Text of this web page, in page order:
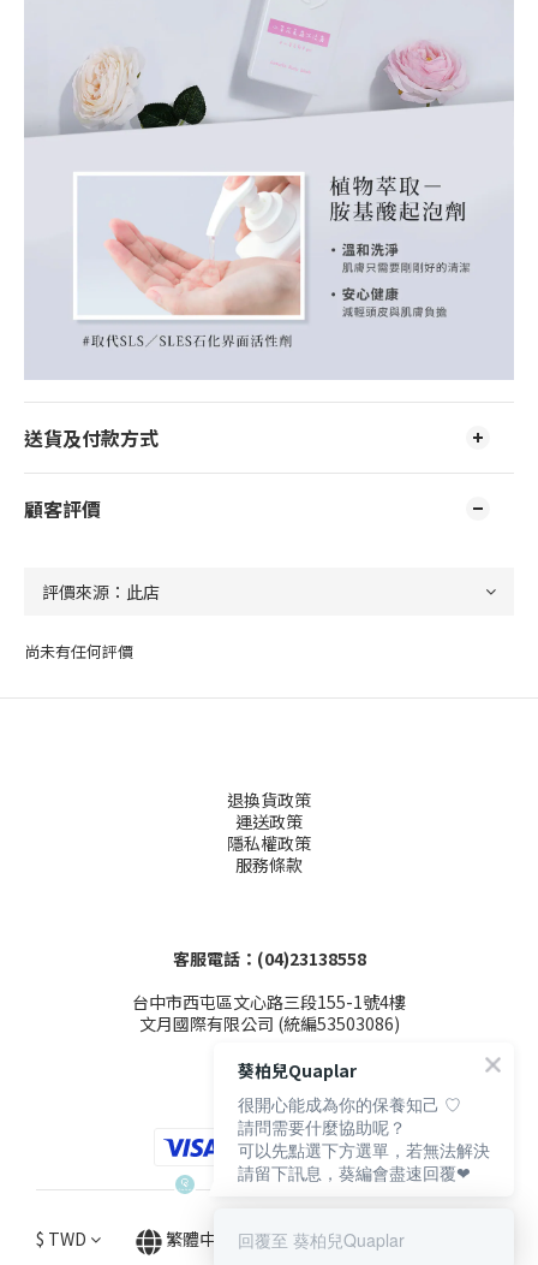
送貨及付款方式
顧客評價
尚未有任何評價
退換貨政策
運送政策
隱私權政策
服務條款
客服電話：(04)23138558
台中市西屯區文心路三段155-1號4樓
文月國際有限公司 (統編53503086)
$ TWD 繁體中文
葵柏兒Quaplar
很開心能成為你的保養知己 ♡
請問需要什麼協助呢？
可以先點選下方選單，若無法解決
請留下訊息，葵編會盡速回覆❤
回覆至 葵柏兒Quaplar